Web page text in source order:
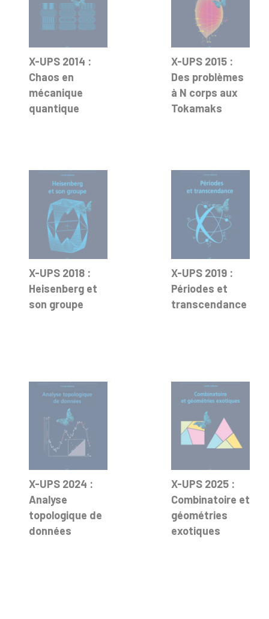
X-UPS 2014 :
Chaos en
mécanique
quantique
X-UPS 2015 :
Des problèmes
à N corps aux
Tokamaks
X-UPS 2018 :
Heisenberg et
son groupe
X-UPS 2019 :
Périodes et
transcendance
X-UPS 2024 :
Analyse
topologique de
données
X-UPS 2025 :
Combinatoire et
géométries
exotiques